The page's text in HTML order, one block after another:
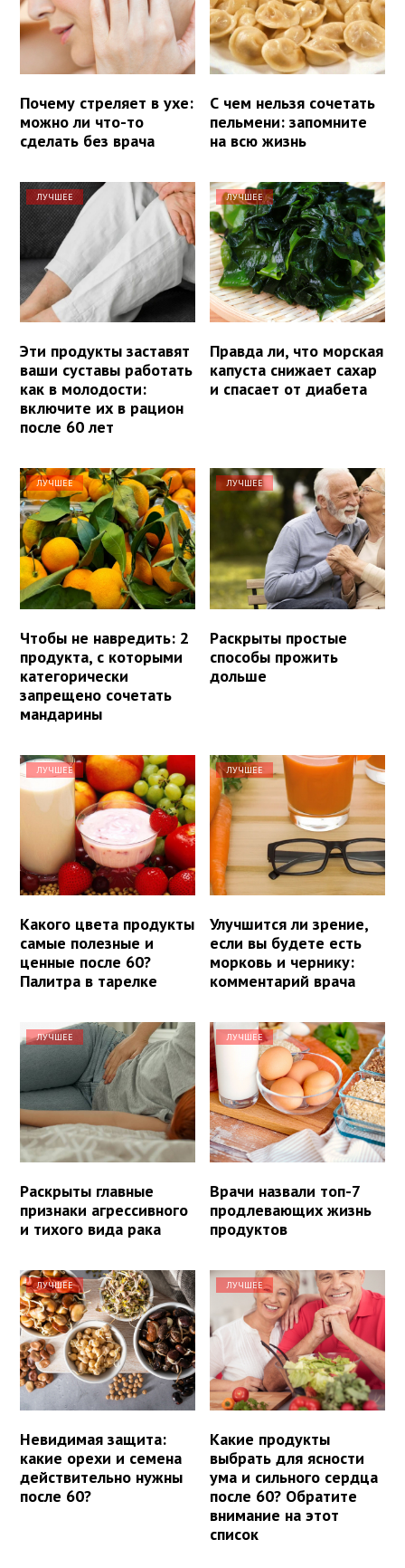
Почему стреляет в ухе:
можно ли что-то
сделать без врача
С чем нельзя сочетать
пельмени: запомните
на всю жизнь
ЛУЧШЕЕ
Эти продукты заставят
ваши суставы работать
как в молодости:
включите их в рацион
после 60 лет
ЛУЧШЕЕ
Правда ли, что морская
капуста снижает сахар
и спасает от диабета
ЛУЧШЕЕ
Чтобы не навредить: 2
продукта, с которыми
категорически
запрещено сочетать
мандарины
ЛУЧШЕЕ
Раскрыты простые
способы прожить
дольше
ЛУЧШЕЕ
Какого цвета продукты
самые полезные и
ценные после 60?
Палитра в тарелке
ЛУЧШЕЕ
Улучшится ли зрение,
если вы будете есть
морковь и чернику:
комментарий врача
ЛУЧШЕЕ
Раскрыты главные
признаки агрессивного
и тихого вида рака
ЛУЧШЕЕ
Врачи назвали топ-7
продлевающих жизнь
продуктов
ЛУЧШЕЕ
Невидимая защита:
какие орехи и семена
действительно нужны
после 60?
ЛУЧШЕЕ
Какие продукты
выбрать для ясности
ума и сильного сердца
после 60? Обратите
внимание на этот
список